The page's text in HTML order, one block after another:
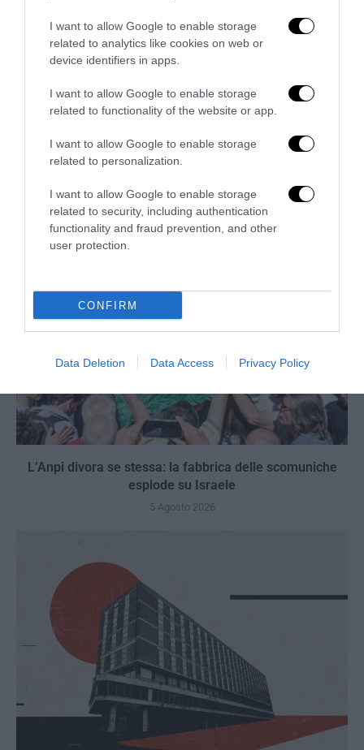
I want to allow Google to enable storage
related to analytics like cookies on web or
device identifiers in apps.
I want to allow Google to enable storage
related to functionality of the website or app.
I want to allow Google to enable storage
related to personalization.
I want to allow Google to enable storage
related to security, including authentication
functionality and fraud prevention, and other
user protection.
CONFIRM
Data Deletion Data Access Privacy Policy
La sinistra è così serva delle toghe da odiare persino il
5 Agosto 2026
L’Anpi divora se stessa: la fabbrica delle scomuniche
esplode su Israele
5 Agosto 2026